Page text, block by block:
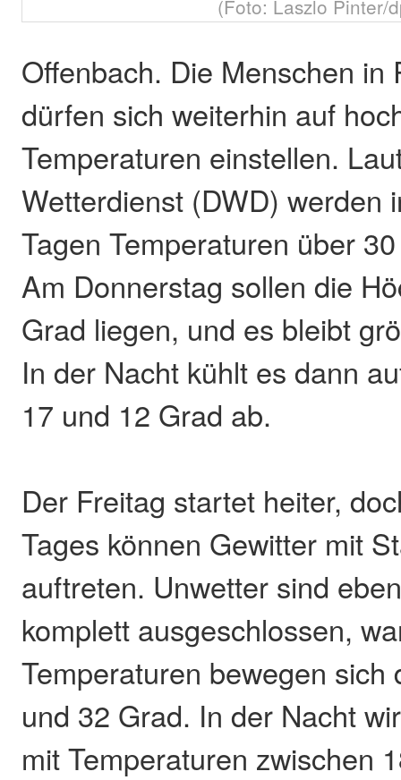
(Foto: Laszlo Pinter/
Offenbach. Die Menschen in
dürfen sich weiterhin auf
Temperaturen einstellen.
Wetterdienst (DWD) werden
Tagen Temperaturen über
Am Donnerstag sollen die
Grad liegen, und es bleibt
In der Nacht kühlt es dann
17 und 12 Grad ab.
Der Freitag startet heiter,
Tages können Gewitter mit
auftreten. Unwetter sind
komplett ausgeschlossen,
Temperaturen bewegen sich
und 32 Grad. In der Nacht
mit Temperaturen zwischen